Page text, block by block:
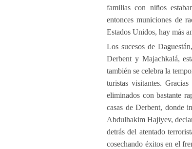
familias con niños
entonces municiones de
Estados Unidos, hay más
Los sucesos de
Derbent y Majachkalá,
también se celebra la
turistas visitantes.
eliminados con bastante
casas de Derbent, donde
Abdulhakim Hajiyev,
detrás del atentado
cosechando éxitos en el